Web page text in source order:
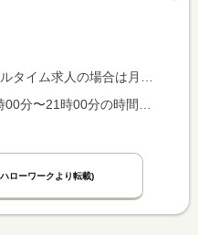
、パート求人の場合は時間額を表示しています。
ローワークより転載)